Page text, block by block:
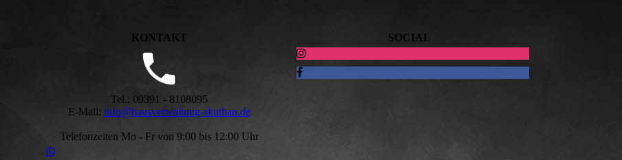
KONTAKT
Tel.: 09391 - 8108095
E-Mail: info@hausverwaltung-skuthan.de
Telefonzeiten Mo - Fr von 9:00 bis 12:00 Uhr
SOCIAL